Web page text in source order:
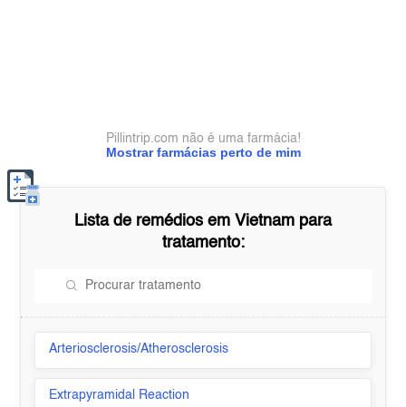
Mostrar farmácias perto de mim
Pillintrip.com não é uma farmácia!
Lista de remédios em Vietnam para
tratamento:
Arteriosclerosis/Atherosclerosis
Extrapyramidal Reaction